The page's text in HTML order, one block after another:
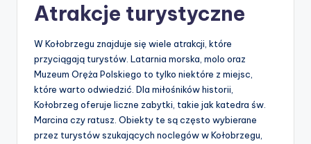
Atrakcje turystyczne
W Kołobrzegu znajduje się wiele atrakcji, które
przyciągają turystów. Latarnia morska, molo oraz
Muzeum Oręża Polskiego to tylko niektóre z miejsc,
które warto odwiedzić. Dla miłośników historii,
Kołobrzeg oferuje liczne zabytki, takie jak katedra św.
Marcina czy ratusz. Obiekty te są często wybierane
przez turystów szukających noclegów w Kołobrzegu,